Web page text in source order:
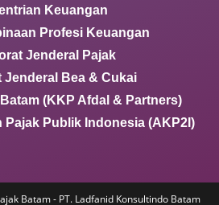
Keuangan
Profesi Keuangan
Jenderal Pajak
Jenderal Bea & Cukai
(KKP Afdal & Partners)
Publik Indonesia (AKP2I)
Batam - PT. Ladfanid Konsultindo Batam